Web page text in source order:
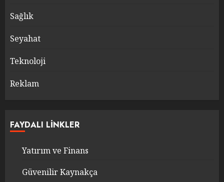
Sağlık
Seyahat
Teknoloji
Reklam
FAYDALI LINKLER
Yatırım ve Finans
Güvenilir Kaynakça